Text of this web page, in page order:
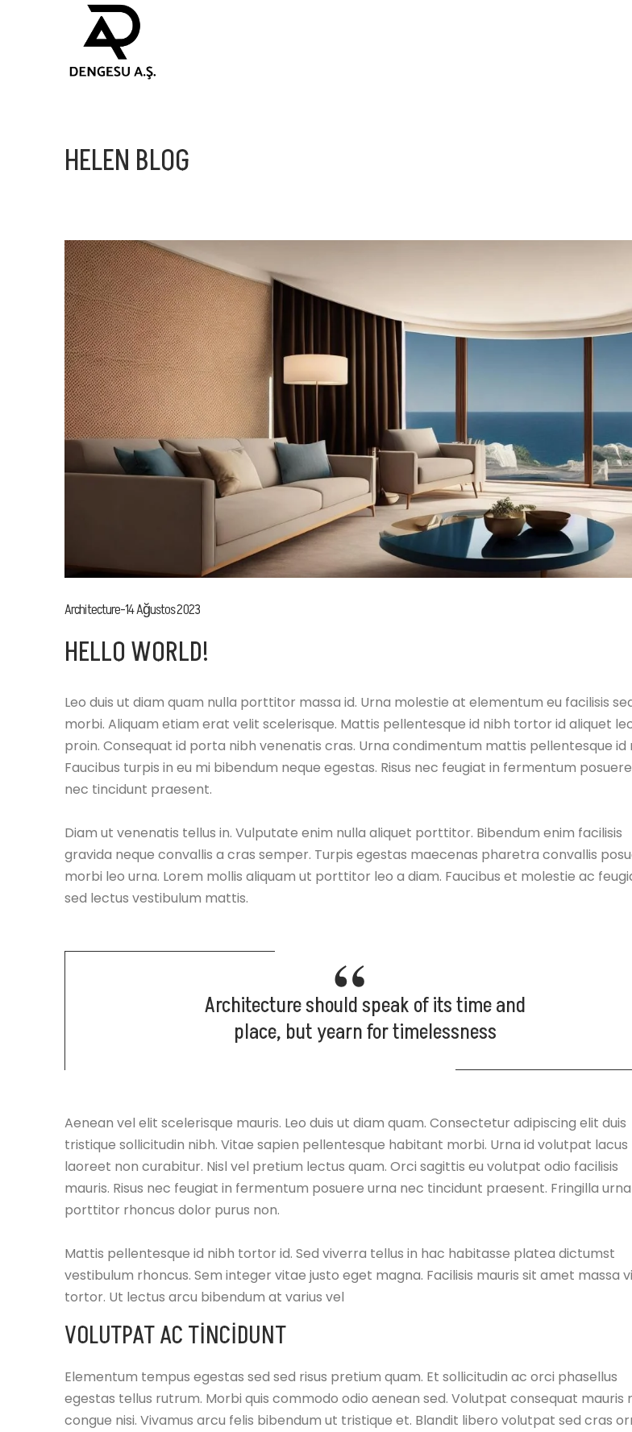
HELEN BLOG
Architecture 14 Ağustos 2023
HELLO WORLD!
Leo duis ut diam quam nulla porttitor massa id. Urna molestie at elementum eu facilisis
morbi. Aliquam etiam erat velit scelerisque. Mattis pellentesque id nibh tortor id aliquet
proin. Consequat id porta nibh venenatis cras. Urna condimentum mattis pellentesque id
Faucibus turpis in eu mi bibendum neque egestas. Risus nec feugiat in fermentum
nec tincidunt praesent.
Diam ut venenatis tellus in. Vulputate enim nulla aliquet porttitor. Bibendum enim facilisis
gravida neque convallis a cras semper. Turpis egestas maecenas pharetra convallis
morbi leo urna. Lorem mollis aliquam ut porttitor leo a diam. Faucibus et molestie ac
sed lectus vestibulum mattis.
Architecture should speak of its time and
place, but yearn for timelessness
Aenean vel elit scelerisque mauris. Leo duis ut diam quam. Consectetur adipiscing elit duis
tristique sollicitudin nibh. Vitae sapien pellentesque habitant morbi. Urna id volutpat lacus
laoreet non curabitur. Nisl vel pretium lectus quam. Orci sagittis eu volutpat odio facilisis
mauris. Risus nec feugiat in fermentum posuere urna nec tincidunt praesent. Fringilla urna
porttitor rhoncus dolor purus non.
Mattis pellentesque id nibh tortor id. Sed viverra tellus in hac habitasse platea dictumst
vestibulum rhoncus. Sem integer vitae justo eget magna. Facilisis mauris sit amet massa
tortor. Ut lectus arcu bibendum at varius vel
VOLUTPAT AC TINCIDUNT
Elementum tempus egestas sed sed risus pretium quam. Et sollicitudin ac orci phasellus
egestas tellus rutrum. Morbi quis commodo odio aenean sed. Volutpat consequat mauris
congue nisi. Vivamus arcu felis bibendum ut tristique et. Blandit libero volutpat sed cras